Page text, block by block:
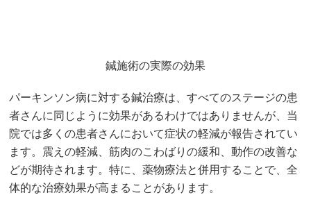
鍼施術の実際の効果
パーキンソン病に対する鍼治療は、すべてのステージの患
者さんに同じように効果があるわけではありませんが、当
院では多くの患者さんにおいて症状の軽減が報告されてい
ます。震えの軽減、筋肉のこわばりの緩和、動作の改善な
どが期待されます。特に、薬物療法と併用することで、全
体的な治療効果が高まることがあります。